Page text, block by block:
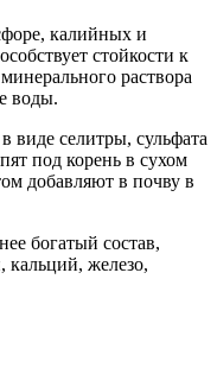
калийных и
стойкости к
раствора
воды.
виде селитры, сульфата
под корень в сухом
добавляют в почву в
богатый состав,
кальций, железо,